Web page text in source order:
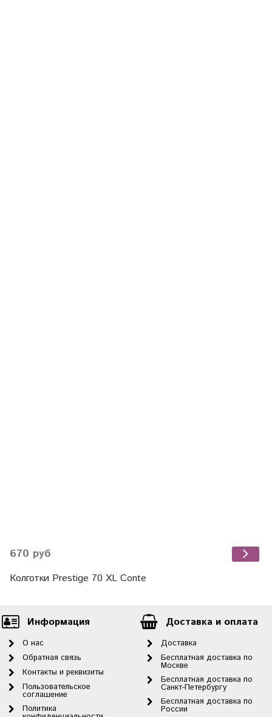
670 руб
Колготки Prestige 70 XL Conte
Информация
О нас
Обратная связь
Контакты и реквизиты
Пользовательское
соглашение
Политика
Доставка и оплата
Доставка
Бесплатная доставка по
Москве
Бесплатная доставка по
Санкт-Петербургу
Бесплатная доставка по
России